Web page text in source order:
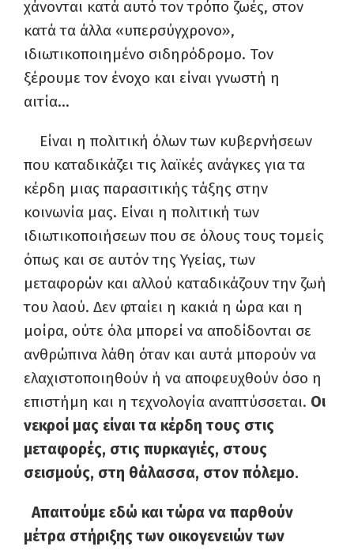
χάνονται κατά αυτό τον τρόπο ζωές, στον
κατά τα άλλα «υπερσύγχρονο»,
ιδιωτικοποιημένο σιδηρόδρομο. Τον
ξέρουμε τον ένοχο και είναι γνωστή η
αιτία…
Είναι η πολιτική όλων των κυβερνήσεων
που καταδικάζει τις λαϊκές ανάγκες για τα
κέρδη μιας παρασιτικής τάξης στην
κοινωνία μας. Είναι η πολιτική των
ιδιωτικοποιήσεων που σε όλους τους τομείς
όπως και σε αυτόν της Υγείας, των
μεταφορών και αλλού καταδικάζουν την ζωή
του λαού. Δεν φταίει η κακιά η ώρα και η
μοίρα, ούτε όλα μπορεί να αποδίδονται σε
ανθρώπινα λάθη όταν και αυτά μπορούν να
ελαχιστοποιηθούν ή να αποφευχθούν όσο η
επιστήμη και η τεχνολογία αναπτύσσεται. Οι
νεκροί μας είναι τα κέρδη τους στις
μεταφορές, στις πυρκαγιές, στους
σεισμούς, στη θάλασσα, στον πόλεμο.
Απαιτούμε εδώ και τώρα να παρθούν
μέτρα στήριξης των οικογενειών των